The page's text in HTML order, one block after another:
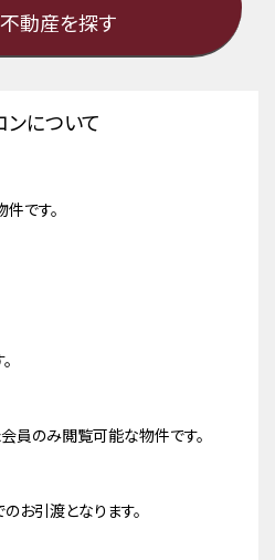
動産を探す
ンについて
です。
員のみ閲覧可能な物件です。
お引渡となります。